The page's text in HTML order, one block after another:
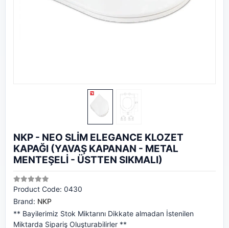
NKP - NEO SLİM ELEGANCE KLOZET
KAPAĞI (YAVAŞ KAPANAN - METAL
MENTEŞELİ - ÜSTTEN SIKMALI)
Product Code: 0430
Brand: NKP
** Bayilerimiz Stok Miktarını Dikkate almadan İstenilen
Miktarda Sipariş Oluşturabilirler **